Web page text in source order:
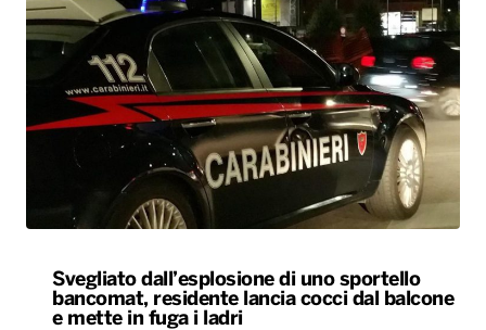
Svegliato dall’esplosione di uno sportello
bancomat, residente lancia cocci dal balcone
e mette in fuga i ladri